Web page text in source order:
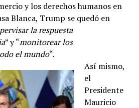
y los derechos humanos en
Blanca, Trump se quedó en
la respuesta
” y “monitorear los
el mundo“.
Así mismo,
el
Presidente
Mauricio